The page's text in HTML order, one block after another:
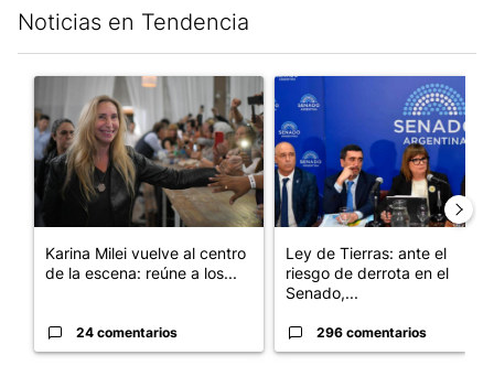
Noticias en Tendencia
Un artículo de tendencia con el título "Karina Milei vuelve al
Karina Milei vuelve al centro
de la escena: reúne a los...
24 comentarios
Un artículo de tendencia con
Ley de Tierras: ante el
riesgo de derrota en el
Senado,...
296 comentarios